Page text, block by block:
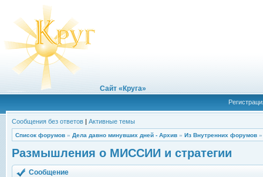
Сайт «Круга»
Сообщения без ответов | Активные темы
Список форумов » Дела давно минувших дней - Архив » Из Внутренних форумов
Размышления о МИССИИ и стратегии
Сообщение